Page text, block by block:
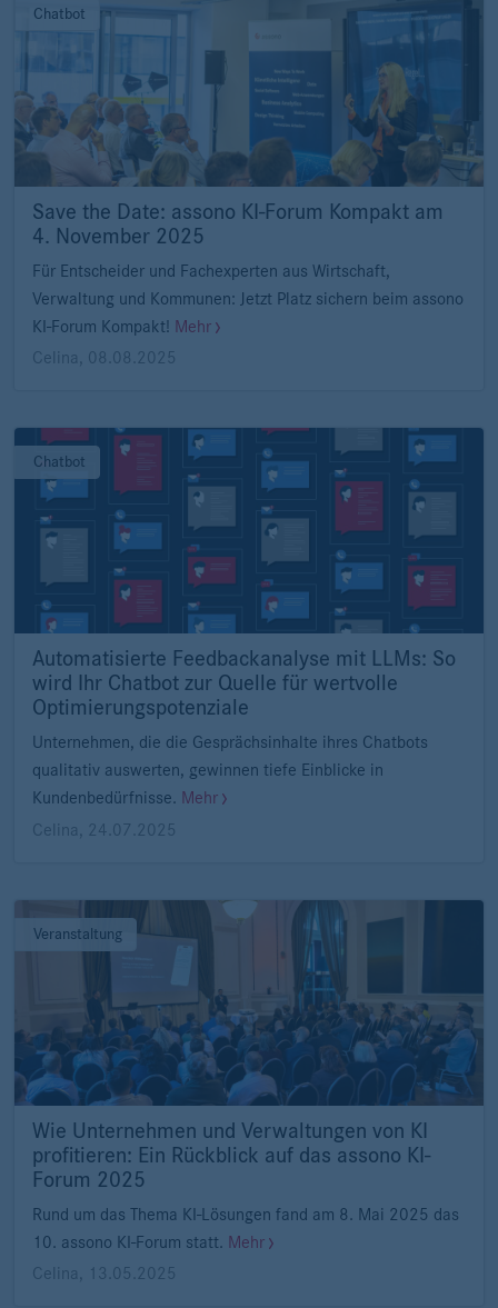
Chatbot
Save the Date: assono KI-Forum Kompakt am
4. November 2025
Für Entscheider und Fachexperten aus Wirtschaft,
Verwaltung und Kommunen: Jetzt Platz sichern beim assono
KI-Forum Kompakt! Mehr
Celina
08.08.2025
Chatbot
Automatisierte Feedbackanalyse mit LLMs: So
wird Ihr Chatbot zur Quelle für wertvolle
Optimierungspotenziale
Unternehmen, die die Gesprächsinhalte ihres Chatbots
qualitativ auswerten, gewinnen tiefe Einblicke in
Kundenbedürfnisse. Mehr
Celina
24.07.2025
Veranstaltung
Wie Unternehmen und Verwaltungen von KI
profitieren: Ein Rückblick auf das assono KI-
Forum 2025
Rund um das Thema KI-Lösungen fand am 8. Mai 2025 das
10. assono KI-Forum statt. Mehr
Celina, 13.05.2025